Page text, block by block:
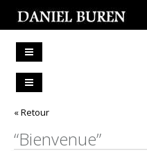
« Retour
“Bienvenue”